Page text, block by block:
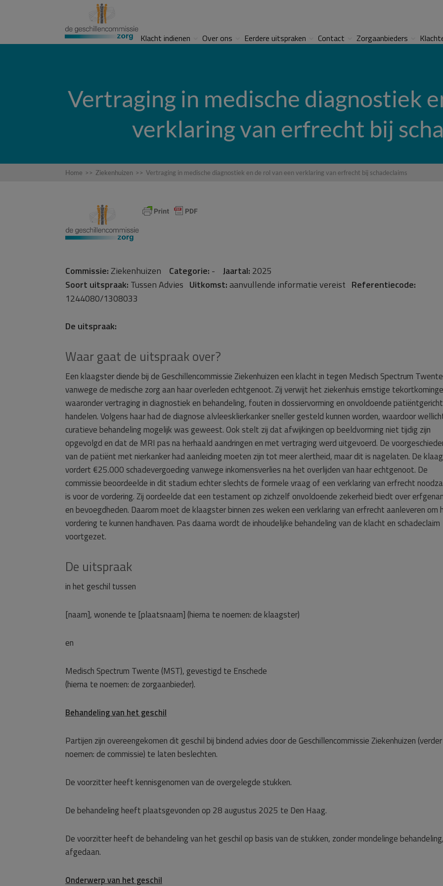
Klacht indienen Over ons Eerdere uitspraken Contact Zorgaanbieders
Vertraging in medische diagnostiek
verklaring van erfrecht bij
Home >> Ziekenhuizen >> Vertraging in medische diagnostiek en de rol van een verklaring van erfrecht bij schadeclaims
Commissie:Ziekenhuizen Categorie: - Jaartal: 2025
Soort uitspraak: Tussen Advies Uitkomst:aanvullende informatie vereist Referentiecode:
1244080/1308033
De uitspraak:
Waar gaat de uitspraak over?
Een klaagster diende bij de Geschillencommissie Ziekenhuizen een klacht in tegen Medisch Spectrum Twente
vanwege de medische zorg aan haar overleden echtgenoot. Zij verwijt het ziekenhuis ernstige
waaronder vertraging in diagnostiek en behandeling, fouten in dossiervorming en onvoldoende patiëntgericht
handelen. Volgens haar had de diagnose alvleesklierkanker sneller gesteld kunnen worden, waardoor
curatieve behandeling mogelijk was geweest. Ook stelt zij dat afwijkingen op beeldvorming niet tijdig zijn
opgevolgd en dat de MRI pas na herhaald aandringen en met vertraging werd uitgevoerd. De
van de patiënt met nierkanker had aanleiding moeten zijn tot meer alertheid, maar dit is nagelaten. De
vordert €25.000 schadevergoeding vanwege inkomensverlies na het overlijden van haar echtgenoot. De
commissie beoordeelde in dit stadium echter slechts de formele vraag of een verklaring van erfrecht
is voor de vordering. Zij oordeelde dat een testament op zichzelf onvoldoende zekerheid biedt over
en bevoegdheden. Daarom moet de klaagster binnen zes weken een verklaring van erfrecht aanleveren om
vordering te kunnen handhaven. Pas daarna wordt de inhoudelijke behandeling van de klacht en schadeclaim
voortgezet.
De uitspraak
in het geschil tussen
[naam], wonende te [plaatsnaam] (hierna te noemen: de klaagster)
en
Medisch Spectrum Twente (MST), gevestigd te Enschede
(hierna te noemen: de zorgaanbieder).
Behandeling van het geschil
Partijen zijn overeengekomen dit geschil bij bindend advies door de Geschillencommissie Ziekenhuizen
noemen: de commissie) te laten beslechten.
De voorzitter heeft kennisgenomen van de overgelegde stukken.
De behandeling heeft plaatsgevonden op 28 augustus 2025 te Den Haag.
De voorzitter heeft de behandeling van het geschil op basis van de stukken, zonder mondelinge
afgedaan.
Onderwerp van het geschil